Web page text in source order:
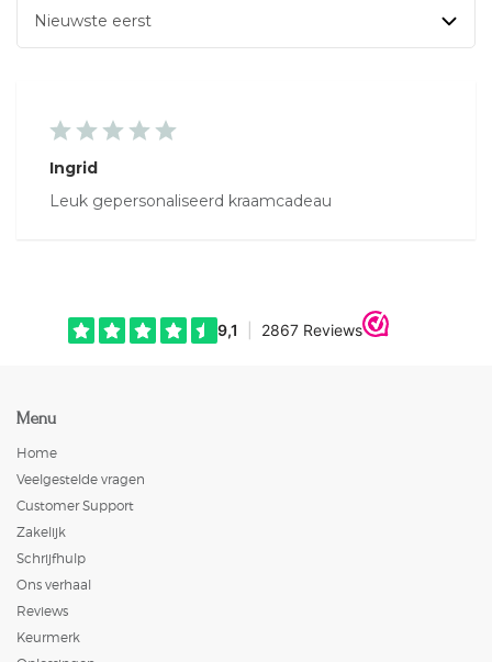
Ingrid
Leuk gepersonaliseerd kraamcadeau
Menu
Home
Veelgestelde vragen
Customer Support
Zakelijk
Schrijfhulp
Ons verhaal
Reviews
Keurmerk